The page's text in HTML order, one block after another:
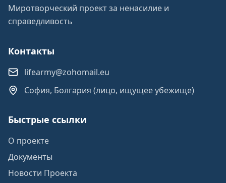
Миротворческий проект за ненасилие и
справедливость
Контакты
lifearmy@zohomail.eu
София, Болгария (лицо, ищущее убежище)
Быстрые ссылки
О проекте
Документы
Новости Проекта